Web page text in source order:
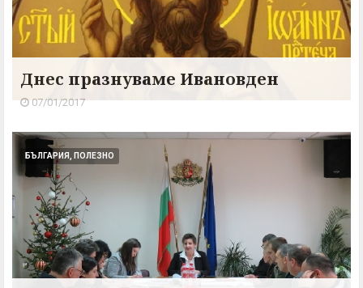
Днес празнуваме Ивановден
07/01/2017
БЪЛГАРИЯ, ПОЛЕЗНО